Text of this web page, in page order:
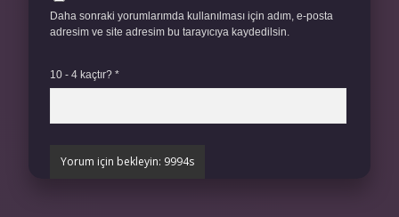
Daha sonraki yorumlarımda kullanılması için adım, e-posta
adresim ve site adresim bu tarayıcıya kaydedilsin.
10 - 4 kaçtır? *